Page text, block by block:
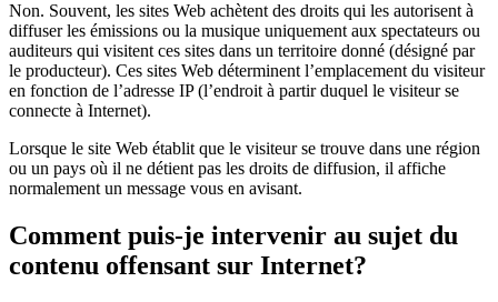
Non. Souvent, les sites Web achètent des droits qui les autorisent à
diffuser les émissions ou la musique uniquement aux spectateurs ou
auditeurs qui visitent ces sites dans un territoire donné (désigné par
le producteur). Ces sites Web déterminent l’emplacement du visiteur
en fonction de l’adresse IP (l’endroit à partir duquel le visiteur se
connecte à Internet).
Lorsque le site Web établit que le visiteur se trouve dans une région
ou un pays où il ne détient pas les droits de diffusion, il affiche
normalement un message vous en avisant.
Comment puis-je intervenir au sujet du
contenu offensant sur Internet?